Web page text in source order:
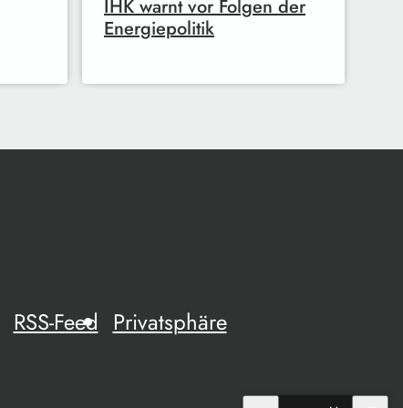
IHK warnt vor Folgen der
Energiepolitik
RSS-Feed Privatsphäre